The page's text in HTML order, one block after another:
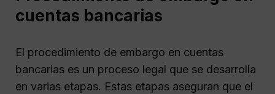
cuentas bancarias
El procedimiento de embargo en cuentas
bancarias es un proceso legal que se desarrolla
en varias etapas. Estas etapas aseguran que el